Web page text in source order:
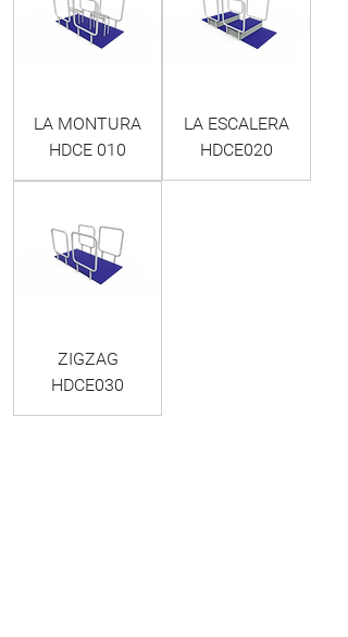
LA MONTURA
HDCE 010
LA ESCALERA
HDCE020
ZIGZAG
HDCE030